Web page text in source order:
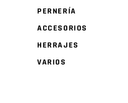
PERNERÍA
ACCESORIOS
HERRAJES
VARIOS